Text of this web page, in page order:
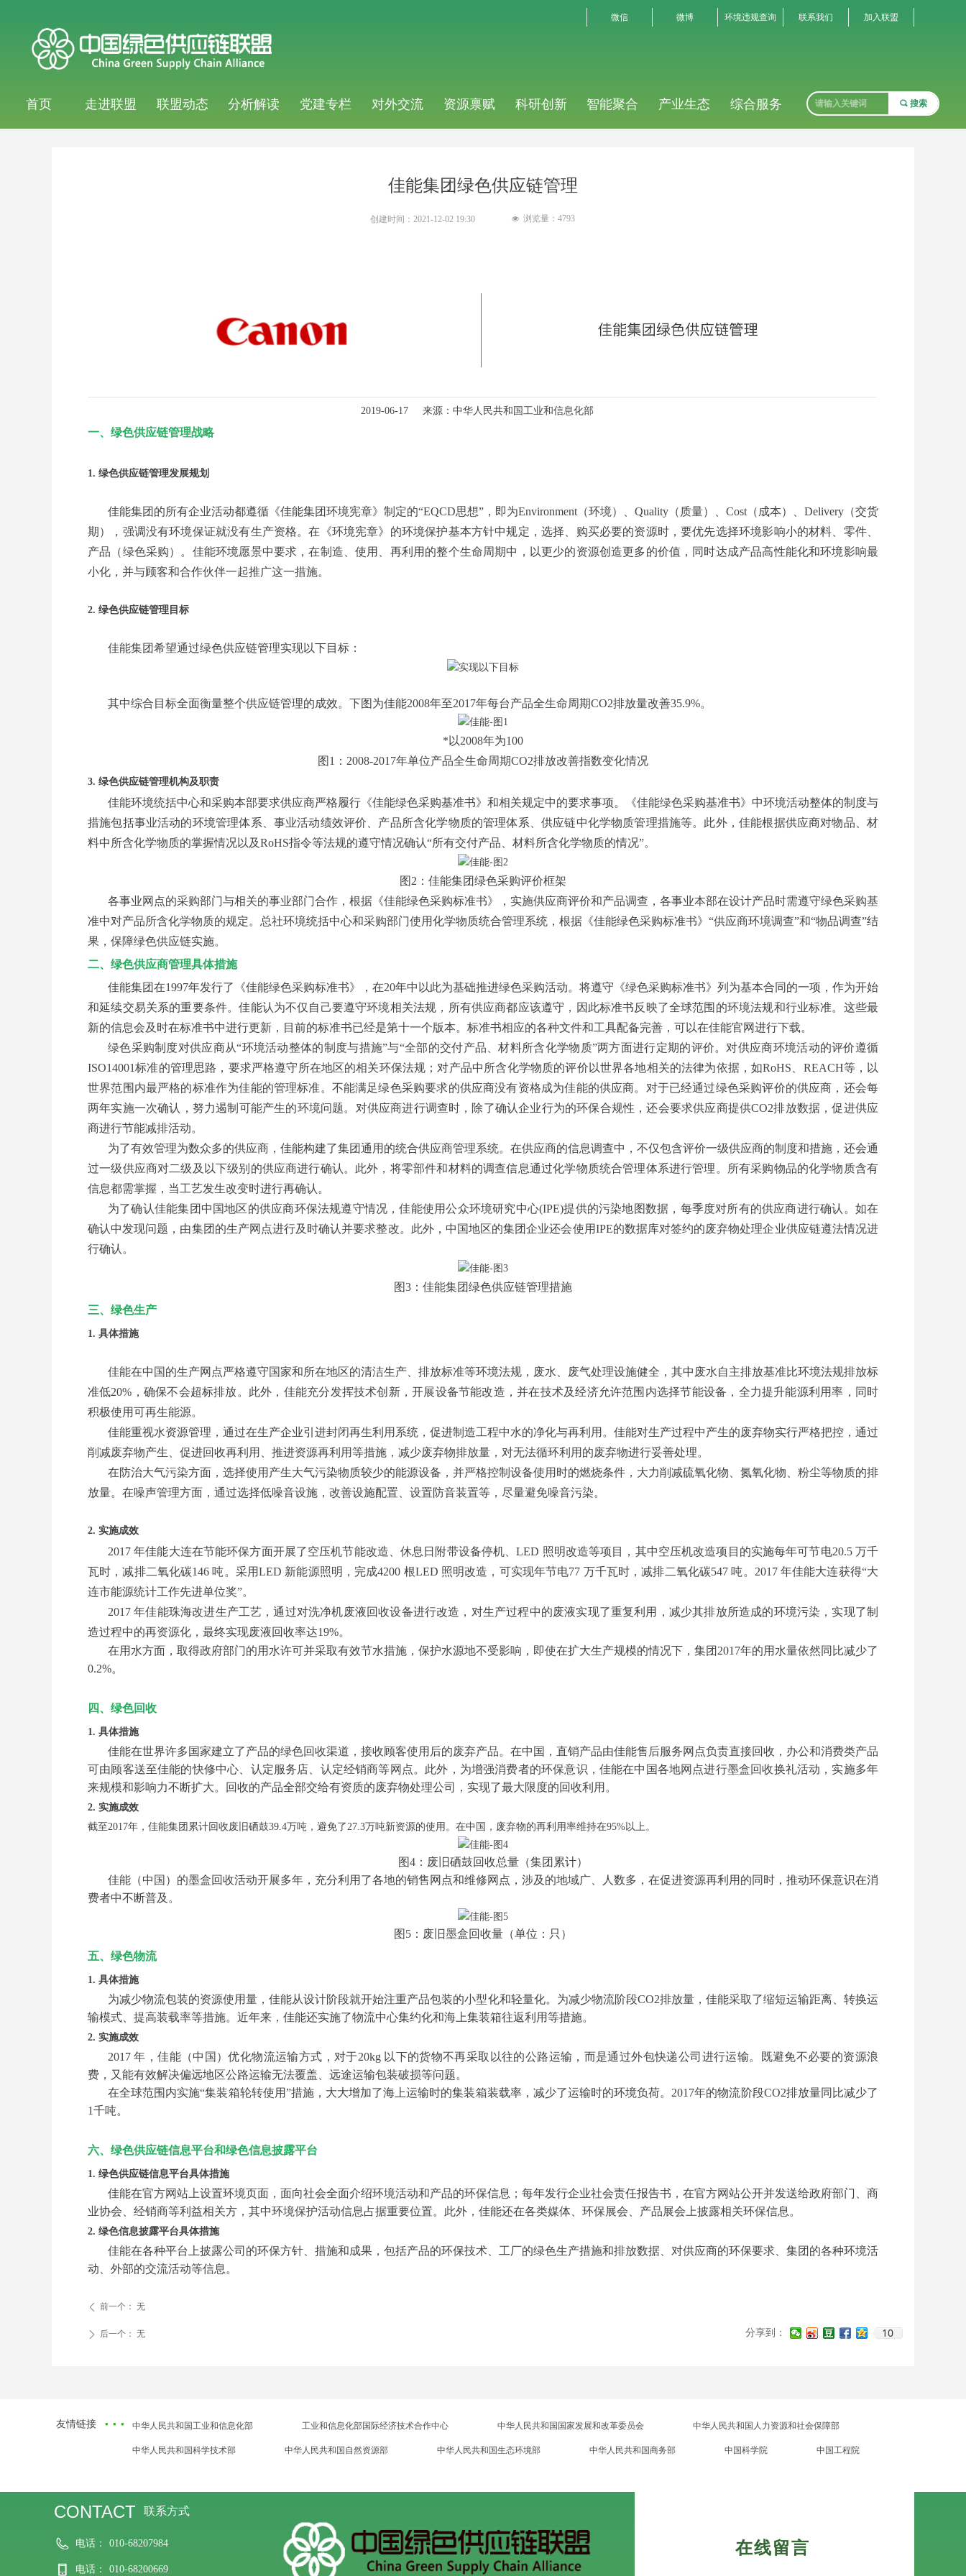
首页 走进联盟 联盟动态 分析解读 党建专栏 对外交流 资源禀赋 科研创新 智能聚合 产业生态 综合服务 끠 搜索
微信 微博 环境违规查询 联系我们 加入联盟
佳能集团绿色供应链管理
2019-06-17 来源：中华人民共和国工业和信息化部
一、绿色供应链管理战略
1. 绿色供应链管理发展规划
佳能集团的所有企业活动都遵循《佳能集团环境宪章》制定的“EQCD思想”，即为Environment（环境）、Quality（质量）、Cost（成本）、Delivery（交货
期），强调没有环境保证就没有生产资格。在《环境宪章》的环境保护基本方针中规定，选择、购买必要的资源时，要优先选择环境影响小的材料、零件、
产品（绿色采购）。佳能环境愿景中要求，在制造、使用、再利用的整个生命周期中，以更少的资源创造更多的价值，同时达成产品高性能化和环境影响最
小化，并与顾客和合作伙伴一起推广这一措施。
2. 绿色供应链管理目标
佳能集团希望通过绿色供应链管理实现以下目标：
其中综合目标全面衡量整个供应链管理的成效。下图为佳能2008年至2017年每台产品全生命周期CO2排放量改善35.9%。
*以2008年为100
图1：2008-2017年单位产品全生命周期CO2排放改善指数变化情况
3. 绿色供应链管理机构及职责
佳能环境统括中心和采购本部要求供应商严格履行《佳能绿色采购基准书》和相关规定中的要求事项。《佳能绿色采购基准书》中环境活动整体的制度与
措施包括事业活动的环境管理体系、事业活动绩效评价、产品所含化学物质的管理体系、供应链中化学物质管理措施等。此外，佳能根据供应商对物品、材
料中所含化学物质的掌握情况以及RoHS指令等法规的遵守情况确认“所有交付产品、材料所含化学物质的情况”。
图2：佳能集团绿色采购评价框架
各事业网点的采购部门与相关的事业部门合作，根据《佳能绿色采购标准书》，实施供应商评价和产品调查，各事业本部在设计产品时需遵守绿色采购基
准中对产品所含化学物质的规定。总社环境统括中心和采购部门使用化学物质统合管理系统，根据《佳能绿色采购标准书》“供应商环境调查”和“物品调查”结
果，保障绿色供应链实施。
二、绿色供应商管理具体措施
佳能集团在1997年发行了《佳能绿色采购标准书》，在20年中以此为基础推进绿色采购活动。将遵守《绿色采购标准书》列为基本合同的一项，作为开始
和延续交易关系的重要条件。佳能认为不仅自己要遵守环境相关法规，所有供应商都应该遵守，因此标准书反映了全球范围的环境法规和行业标准。这些最
新的信息会及时在标准书中进行更新，目前的标准书已经是第十一个版本。标准书相应的各种文件和工具配备完善，可以在佳能官网进行下载。
绿色采购制度对供应商从“环境活动整体的制度与措施”与“全部的交付产品、材料所含化学物质”两方面进行定期的评价。对供应商环境活动的评价遵循
ISO14001标准的管理思路，要求严格遵守所在地区的相关环保法规；对产品中所含化学物质的评价以世界各地相关的法律为依据，如RoHS、REACH等，以
世界范围内最严格的标准作为佳能的管理标准。不能满足绿色采购要求的供应商没有资格成为佳能的供应商。对于已经通过绿色采购评价的供应商，还会每
两年实施一次确认，努力遏制可能产生的环境问题。对供应商进行调查时，除了确认企业行为的环保合规性，还会要求供应商提供CO2排放数据，促进供应
商进行节能减排活动。
为了有效管理为数众多的供应商，佳能构建了集团通用的统合供应商管理系统。在供应商的信息调查中，不仅包含评价一级供应商的制度和措施，还会通
过一级供应商对二级及以下级别的供应商进行确认。此外，将零部件和材料的调查信息通过化学物质统合管理体系进行管理。所有采购物品的化学物质含有
信息都需掌握，当工艺发生改变时进行再确认。
为了确认佳能集团中国地区的供应商环保法规遵守情况，佳能使用公众环境研究中心(IPE)提供的污染地图数据，每季度对所有的供应商进行确认。如在
确认中发现问题，由集团的生产网点进行及时确认并要求整改。此外，中国地区的集团企业还会使用IPE的数据库对签约的废弃物处理企业供应链遵法情况进
行确认。
图3：佳能集团绿色供应链管理措施
三、绿色生产
1. 具体措施
佳能在中国的生产网点严格遵守国家和所在地区的清洁生产、排放标准等环境法规，废水、废气处理设施健全，其中废水自主排放基准比环境法规排放标
准低20%，确保不会超标排放。此外，佳能充分发挥技术创新，开展设备节能改造，并在技术及经济允许范围内选择节能设备，全力提升能源利用率，同时
积极使用可再生能源。
佳能重视水资源管理，通过在生产企业引进封闭再生利用系统，促进制造工程中水的净化与再利用。佳能对生产过程中产生的废弃物实行严格把控，通过
削减废弃物产生、促进回收再利用、推进资源再利用等措施，减少废弃物排放量，对无法循环利用的废弃物进行妥善处理。
在防治大气污染方面，选择使用产生大气污染物质较少的能源设备，并严格控制设备使用时的燃烧条件，大力削减硫氧化物、氮氧化物、粉尘等物质的排
放量。在噪声管理方面，通过选择低噪音设施，改善设施配置、设置防音装置等，尽量避免噪音污染。
2. 实施成效
2017 年佳能大连在节能环保方面开展了空压机节能改造、休息日附带设备停机、LED 照明改造等项目，其中空压机改造项目的实施每年可节电20.5 万千
瓦时，减排二氧化碳146 吨。采用LED 新能源照明，完成4200 根LED 照明改造，可实现年节电77 万千瓦时，减排二氧化碳547 吨。2017 年佳能大连获得“大
连市能源统计工作先进单位奖”。
2017 年佳能珠海改进生产工艺，通过对洗净机废液回收设备进行改造，对生产过程中的废液实现了重复利用，减少其排放所造成的环境污染，实现了制
造过程中的再资源化，最终实现废液回收率达19%。
在用水方面，取得政府部门的用水许可并采取有效节水措施，保护水源地不受影响，即使在扩大生产规模的情况下，集团2017年的用水量依然同比减少了
0.2%。
四、绿色回收
1. 具体措施
佳能在世界许多国家建立了产品的绿色回收渠道，接收顾客使用后的废弃产品。在中国，直销产品由佳能售后服务网点负责直接回收，办公和消费类产品
可由顾客送至佳能的快修中心、认定服务店、认定经销商等网点。此外，为增强消费者的环保意识，佳能在中国各地网点进行墨盒回收换礼活动，实施多年
来规模和影响力不断扩大。回收的产品全部交给有资质的废弃物处理公司，实现了最大限度的回收利用。
2. 实施成效
截至2017年，佳能集团累计回收废旧硒鼓39.4万吨，避免了27.3万吨新资源的使用。在中国，废弃物的再利用率维持在95%以上。
图4：废旧硒鼓回收总量（集团累计）
佳能（中国）的墨盒回收活动开展多年，充分利用了各地的销售网点和维修网点，涉及的地域广、人数多，在促进资源再利用的同时，推动环保意识在消
费者中不断普及。
图5：废旧墨盒回收量（单位：只）
五、绿色物流
1. 具体措施
为减少物流包装的资源使用量，佳能从设计阶段就开始注重产品包装的小型化和轻量化。为减少物流阶段CO2排放量，佳能采取了缩短运输距离、转换运
输模式、提高装载率等措施。近年来，佳能还实施了物流中心集约化和海上集装箱往返利用等措施。
2. 实施成效
2017 年，佳能（中国）优化物流运输方式，对于20kg 以下的货物不再采取以往的公路运输，而是通过外包快递公司进行运输。既避免不必要的资源浪
费，又能有效解决偏远地区公路运输无法覆盖、远途运输包装破损等问题。
在全球范围内实施“集装箱轮转使用”措施，大大增加了海上运输时的集装箱装载率，减少了运输时的环境负荷。2017年的物流阶段CO2排放量同比减少了
1千吨。
六、绿色供应链信息平台和绿色信息披露平台
1. 绿色供应链信息平台具体措施
佳能在官方网站上设置环境页面，面向社会全面介绍环境活动和产品的环保信息；每年发行企业社会责任报告书，在官方网站公开并发送给政府部门、商
业协会、经销商等利益相关方，其中环境保护活动信息占据重要位置。此外，佳能还在各类媒体、环保展会、产品展会上披露相关环保信息。
2. 绿色信息披露平台具体措施
佳能在各种平台上披露公司的环保方针、措施和成果，包括产品的环保技术、工厂的绿色生产措施和排放数据、对供应商的环保要求、集团的各种环境活
动、外部的交流活动等信息。
创建时间： 2021-12-02 19:30 넶 浏览量： 4793
ꄴ 前一个： 无
ꄲ 后一个： 无 分享到： 10
CONTACT 联系方式
电话： 010-68207984
电话： 010-68200669
在线留言
友情链接 ··· 中华人民共和国工业和信息化部 工业和信息化部国际经济技术合作中心 中华人民共和国国家发展和改革委员会 中华人民共和国人力资源和社会保障部
中华人民共和国科学技术部 中华人民共和国自然资源部 中华人民共和国生态环境部 中华人民共和国商务部 中国科学院 中国工程院